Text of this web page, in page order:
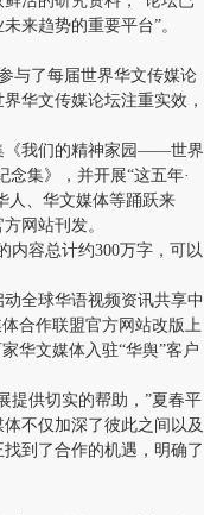
来趋势的重要平台”。
与了每届世界华文传媒论
华文传媒论坛注重实效，
我们的精神家园——世界
集》，并开展“这五年·
人、华文媒体等踊跃来
网站刊发。
容总计约300万字，可以
全球华语视频资讯共享中
合作联盟官方网站改版上
华文媒体入驻“华舆”客户
供切实的帮助，”夏春平
不仅加深了彼此之间以及
到了合作的机遇，明确了